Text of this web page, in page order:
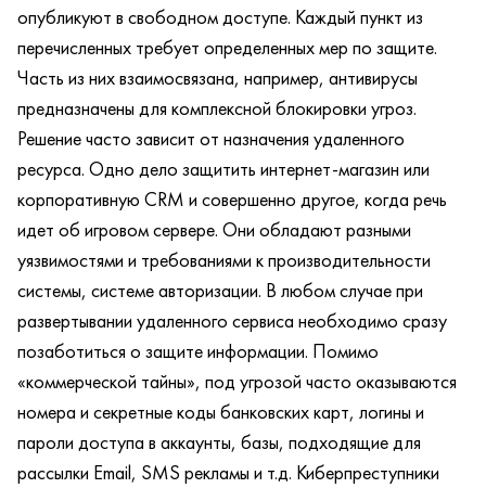
опубликуют в свободном доступе. Каждый пункт из
перечисленных требует определенных мер по защите.
Часть из них взаимосвязана, например, антивирусы
предназначены для комплексной блокировки угроз.
Решение часто зависит от назначения удаленного
ресурса. Одно дело защитить интернет-магазин или
корпоративную CRM и совершенно другое, когда речь
идет об игровом сервере. Они обладают разными
уязвимостями и требованиями к производительности
системы, системе авторизации. В любом случае при
развертывании удаленного сервиса необходимо сразу
позаботиться о защите информации. Помимо
«коммерческой тайны», под угрозой часто оказываются
номера и секретные коды банковских карт, логины и
пароли доступа в аккаунты, базы, подходящие для
рассылки Email, SMS рекламы и т.д. Киберпреступники